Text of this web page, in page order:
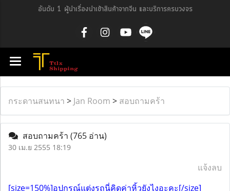
อันดับ 1 ผู้นำเรื่องนำเข้าสินค้าจากจีน และบริการครบวงจร
กระดานสนทนา > Jan Room > สอบถามคร้า
สอบถามคร้า (765 อ่าน)
30 เม.ย 2555 18:19
แจ้งลบ
[size=150%]อุปกรณ์แต่งรถนี่คิดค่าหิ้วยังไงอะคะ[/size]